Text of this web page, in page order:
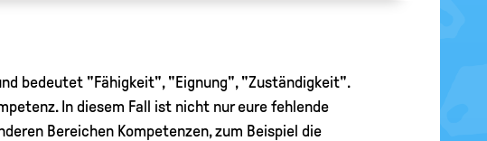
bedeutet "Fähigkeit", "Eignung", "Zuständigkeit".
In diesem Fall ist nicht nur eure fehlende
Bereichen Kompetenzen, zum Beispiel die